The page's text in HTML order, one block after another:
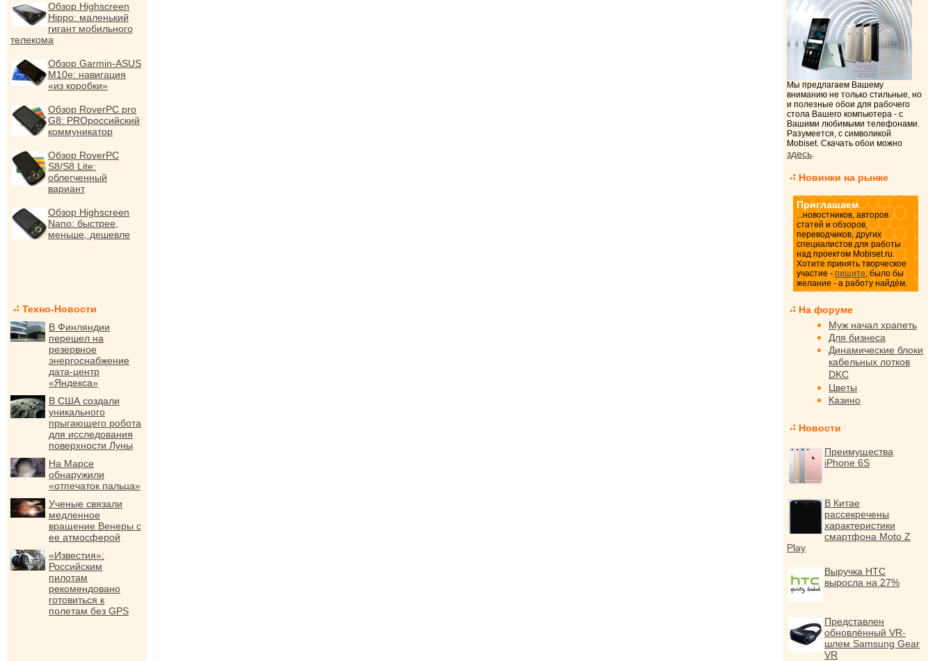
Обзор Highscreen
Hippo: маленький
гигант мобильного
телекома
Обзор Garmin-ASUS
M10e: навигация
«из коробки»
Обзор RoverPC pro
G8: PROроссийский
коммуникатор
Обзор RoverPC
S8/S8 Lite:
облегченный
вариант
Обзор Highscreen
Nano: быстрее,
меньше, дешевле
Техно-Новости
В Финляндии
перешел на
резервное
энергоснабжение
дата-центр
«Яндекса»
В США создали
уникального
прыгающего робота
для исследования
поверхности Луны
На Марсе
обнаружили
«отпечаток пальца»
Ученые связали
медленное
вращение Венеры с
ее атмосферой
«Известия»:
Российским
пилотам
рекомендовано
готовиться к
полетам без GPS
Мы предлагаем Вашему
вниманию не только стильные, но
и полезные обои для рабочего
стола Вашего компьютера - с
Вашими любимыми телефонами.
Разумеется, с символикой
Mobiset. Скачать обои можно
здесь.
Новинки на рынке
Приглашаем
...новостников, авторов
статей и обзоров,
переводчиков, других
специалистов для работы
над проектом Mobiset.ru.
Хотите принять творческое
участие - пишите, было бы
желание - а работу найдём.
На форуме
Муж начал храпеть
Для бизнеса
Динамические блоки
кабельных лотков
DKC
Цветы
Казино
Новости
Преимущества
iPhone 6S
В Китае
рассекречены
характеристики
смартфона Moto Z
Play
Выручка HTC
выросла на 27%
Представлен
обновлённый VR-
шлем Samsung Gear
VR